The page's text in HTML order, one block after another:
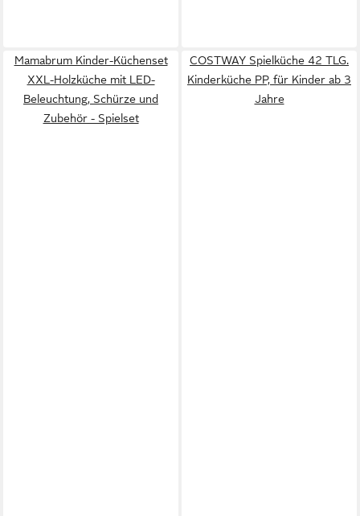
Mamabrum Kinder-Küchenset
XXL-Holzküche mit LED-
Beleuchtung, Schürze und
Zubehör - Spielset
COSTWAY Spielküche 42 TLG.
Kinderküche PP, für Kinder ab 3
Jahre